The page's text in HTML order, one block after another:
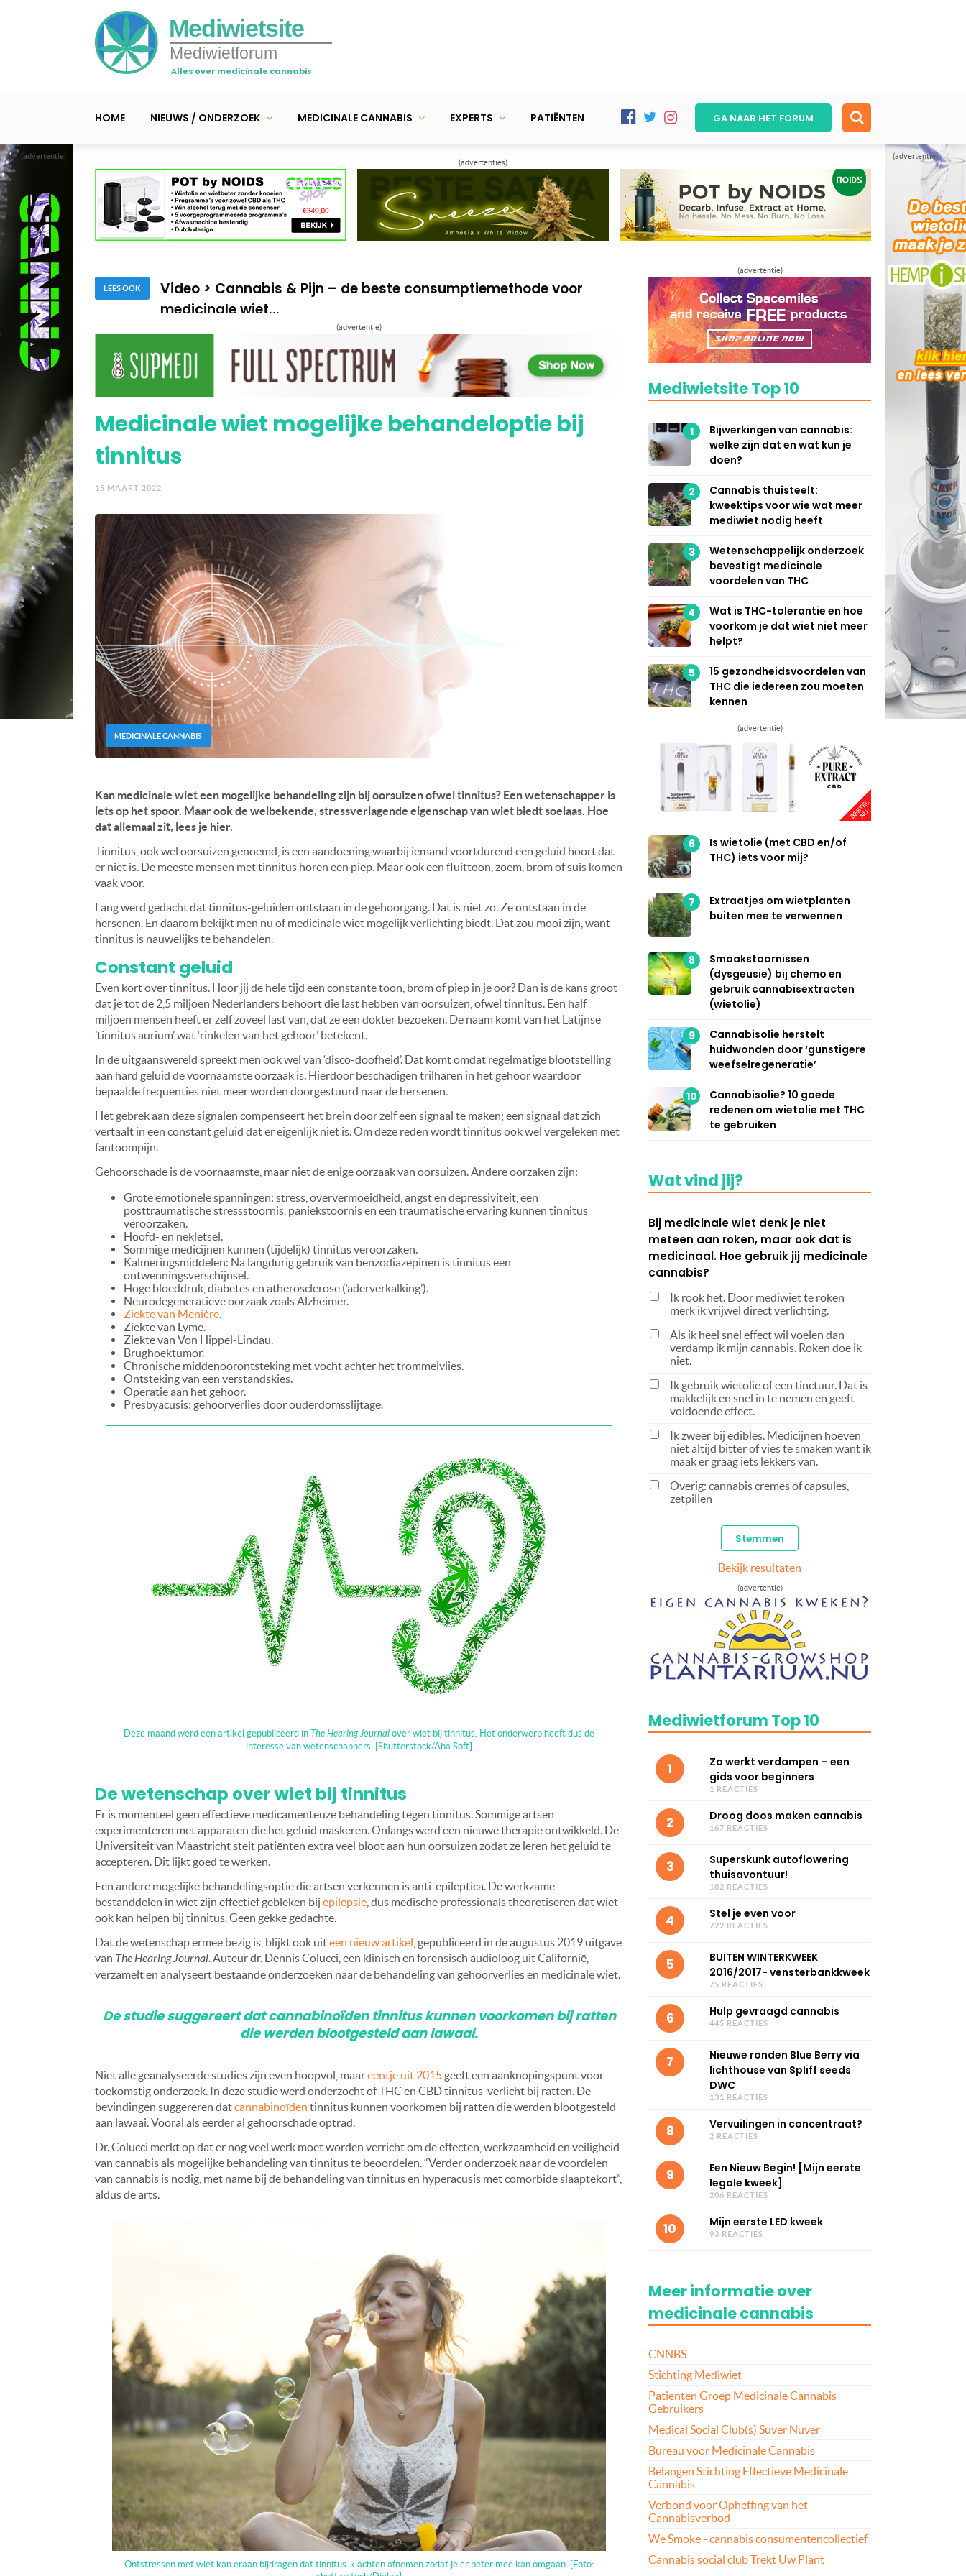
(advertentie) (advertentie)
Mediwietsite
Mediwietforum
Alles over medicinale cannabis
HOME NIEUWS / ONDERZOEK MEDICINALE CANNABIS EXPERTS PATIËNTEN GA NAAR HET FORUM
(advertenties)
LEES OOK
Studie: wiet leidt tot betere sportprestaties
Cannabis verbetert de kwaliteit van leven voor dystonie-patiënten
Video > Cannabis & Pijn – de beste consumptiemethode voor
medicinale wiet...
Studie: wiet leidt tot betere sportprestaties
Cannabis verbetert de kwaliteit van leven voor dystonie-patiënten
(advertentie)
Medicinale wiet mogelijke behandeloptie bij
tinnitus
15 MAART 2022
MEDICINALE CANNABIS
Kan medicinale wiet een mogelijke behandeling zijn bij oorsuizen ofwel tinnitus? Een wetenschapper is
iets op het spoor. Maar ook de welbekende, stressverlagende eigenschap van wiet biedt soelaas. Hoe
dat allemaal zit, lees je hier.
Tinnitus, ook wel oorsuizen genoemd, is een aandoening waarbij iemand voortdurend een geluid hoort dat
er niet is. De meeste mensen met tinnitus horen een piep. Maar ook een fluittoon, zoem, brom of suis komen
vaak voor.
Lang werd gedacht dat tinnitus-geluiden ontstaan in de gehoorgang. Dat is niet zo. Ze ontstaan in de
hersenen. En daarom bekijkt men nu of medicinale wiet mogelijk verlichting biedt. Dat zou mooi zijn, want
tinnitus is nauwelijks te behandelen.
Constant geluid
Even kort over tinnitus. Hoor jij de hele tijd een constante toon, brom of piep in je oor? Dan is de kans groot
dat je tot de 2,5 miljoen Nederlanders behoort die last hebben van oorsuizen, ofwel tinnitus. Een half
miljoen mensen heeft er zelf zoveel last van, dat ze een dokter bezoeken. De naam komt van het Latijnse
’tinnitus aurium’ wat ‘rinkelen van het gehoor’ betekent.
In de uitgaanswereld spreekt men ook wel van ‘disco-doofheid’. Dat komt omdat regelmatige blootstelling
aan hard geluid de voornaamste oorzaak is. Hierdoor beschadigen trilharen in het gehoor waardoor
bepaalde frequenties niet meer worden doorgestuurd naar de hersenen.
Het gebrek aan deze signalen compenseert het brein door zelf een signaal te maken; een signaal dat zich
vertaalt in een constant geluid dat er eigenlijk niet is. Om deze reden wordt tinnitus ook wel vergeleken met
fantoompijn.
Gehoorschade is de voornaamste, maar niet de enige oorzaak van oorsuizen. Andere oorzaken zijn:
Grote emotionele spanningen: stress, oververmoeidheid, angst en depressiviteit, een
posttraumatische stressstoornis, paniekstoornis en een traumatische ervaring kunnen tinnitus
veroorzaken.
Hoofd- en nekletsel.
Sommige medicijnen kunnen (tijdelijk) tinnitus veroorzaken.
Kalmeringsmiddelen: Na langdurig gebruik van benzodiazepinen is tinnitus een
ontwenningsverschijnsel.
Hoge bloeddruk, diabetes en atherosclerose (‘aderverkalking’).
Neurodegeneratieve oorzaak zoals Alzheimer.
Ziekte van Menière.
Ziekte van Lyme.
Ziekte van Von Hippel-Lindau.
Brughoektumor.
Chronische middenoorontsteking met vocht achter het trommelvlies.
Ontsteking van een verstandskies.
Operatie aan het gehoor.
Presbyacusis: gehoorverlies door ouderdomsslijtage.
Deze maand werd een artikel gepubliceerd in The Hearing Journal over wiet bij tinnitus. Het onderwerp heeft dus de
interesse van wetenschappers. [Shutterstock/Aha Soft]
De wetenschap over wiet bij tinnitus
Er is momenteel geen effectieve medicamenteuze behandeling tegen tinnitus. Sommige artsen
experimenteren met apparaten die het geluid maskeren. Onlangs werd een nieuwe therapie ontwikkeld. De
Universiteit van Maastricht stelt patiënten extra veel bloot aan hun oorsuizen zodat ze leren het geluid te
accepteren. Dit lijkt goed te werken.
Een andere mogelijke behandelingsoptie die artsen verkennen is anti-epileptica. De werkzame
bestanddelen in wiet zijn effectief gebleken bij epilepsie , dus medische professionals theoretiseren dat wiet
ook kan helpen bij tinnitus. Geen gekke gedachte.
Dat de wetenschap ermee bezig is, blijkt ook uiteen nieuw artikel , gepubliceerd in de augustus 2019 uitgave
van The Hearing Journal. Auteur dr. Dennis Colucci, een klinisch en forensisch audioloog uit Californië,
verzamelt en analyseert bestaande onderzoeken naar de behandeling van gehoorverlies en medicinale wiet.
De studie suggereert dat cannabinoïden tinnitus kunnen voorkomen bij ratten
die werden blootgesteld aan lawaai.
Niet alle geanalyseerde studies zijn even hoopvol, maareentje uit 2015 geeft een aanknopingspunt voor
toekomstig onderzoek. In deze studie werd onderzocht of THC en CBD tinnitus-verlicht bij ratten. De
bevindingen suggereren datcannabinoïden tinnitus kunnen voorkomen bij ratten die werden blootgesteld
aan lawaai. Vooral als eerder al gehoorschade optrad.
Dr. Colucci merkt op dat er nog veel werk moet worden verricht om de effecten, werkzaamheid en veiligheid
van cannabis als mogelijke behandeling van tinnitus te beoordelen. “Verder onderzoek naar de voordelen
van cannabis is nodig, met name bij de behandeling van tinnitus en hyperacusis met comorbide slaaptekort”,
aldus de arts.
Ontstressen met wiet kan eraan bijdragen dat tinnitus-klachten afnemen zodat je er beter mee kan omgaan. [Foto:
(advertentie)
Mediwietsite Top 10
1
Bijwerkingen van cannabis:
welke zijn dat en wat kun je
doen?
2
Cannabis thuisteelt:
kweektips voor wie wat meer
mediwiet nodig heeft
3
Wetenschappelijk onderzoek
bevestigt medicinale
voordelen van THC
4
Wat is THC-tolerantie en hoe
voorkom je dat wiet niet meer
helpt?
5
15 gezondheidsvoordelen van
THC die iedereen zou moeten
kennen
(advertentie)
6
Is wietolie (met CBD en/of
THC) iets voor mij?
7
Extraatjes om wietplanten
buiten mee te verwennen
8
Smaakstoornissen
(dysgeusie) bij chemo en
gebruik cannabisextracten
(wietolie)
9
Cannabisolie herstelt
huidwonden door ‘gunstigere
weefselregeneratie’
10
Cannabisolie? 10 goede
redenen om wietolie met THC
te gebruiken
Wat vind jij?
Bij medicinale wiet denk je niet
meteen aan roken, maar ook dat is
medicinaal. Hoe gebruik jij medicinale
cannabis?
Ik rook het. Door mediwiet te roken
merk ik vrijwel direct verlichting.
Als ik heel snel effect wil voelen dan
verdamp ik mijn cannabis. Roken doe ik
niet.
Ik gebruik wietolie of een tinctuur. Dat is
makkelijk en snel in te nemen en geeft
voldoende effect.
Ik zweer bij edibles. Medicijnen hoeven
niet altijd bitter of vies te smaken want ik
maak er graag iets lekkers van.
Overig: cannabis cremes of capsules,
zetpillen
Bekijk resultaten
(advertentie)
Mediwietforum Top 10
1
Zo werkt verdampen – een
gids voor beginners
1 REACTIES
2 Droog doos maken cannabis
167 REACTIES
3
Superskunk autoflowering
thuisavontuur!
182 REACTIES
4 Stel je even voor
722 REACTIES
5
BUITEN WINTERKWEEK
2016/2017- vensterbankkweek
75 REACTIES
6 Hulp gevraagd cannabis
445 REACTIES
7
Nieuwe ronden Blue Berry via
lichthouse van Spliff seeds
DWC
131 REACTIES
8 Vervuilingen in concentraat?
2 REACTIES
9
Een Nieuw Begin! [Mijn eerste
legale kweek]
206 REACTIES
10 Mijn eerste LED kweek
93 REACTIES
Meer informatie over
medicinale cannabis
CNNBS
Stichting Mediwiet
Patiënten Groep Medicinale Cannabis
Gebruikers
Medical Social Club(s) Suver Nuver
Bureau voor Medicinale Cannabis
Belangen Stichting Effectieve Medicinale
Cannabis
Verbond voor Opheffing van het
Cannabisverbod
We Smoke - cannabis consumentencollectief
Cannabis social club Trekt Uw Plant